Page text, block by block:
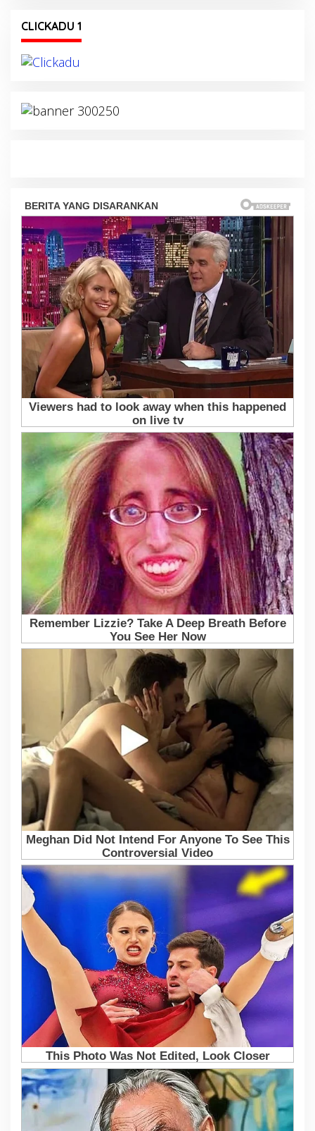
CLICKADU 1